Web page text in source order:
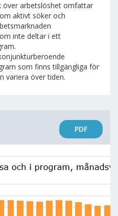
över arbetslöshet omfattar
aktivt söker och
inte deltar i ett
som finns tillgängliga för
variera över tiden.
PDF